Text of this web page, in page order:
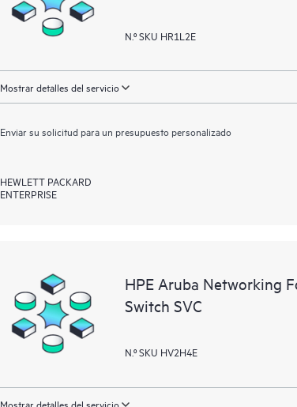
N.º SKU HR1L2E
Mostrar detalles del servicio
Enviar su solicitud para un presupuesto personalizado
HEWLETT PACKARD
ENTERPRISE
HPE Aruba Networking
Switch SVC
N.º SKU HV2H4E
Mostrar detalles del servicio